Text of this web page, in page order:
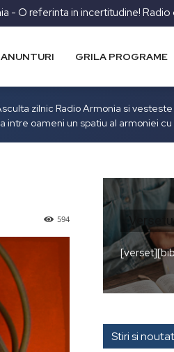
- O referinta in incertitudine!
ANUNTURI GRILA PROGRAME
zilnic Radio Armonia si
intre oameni un spatiu al armoniei
594
Stiri si